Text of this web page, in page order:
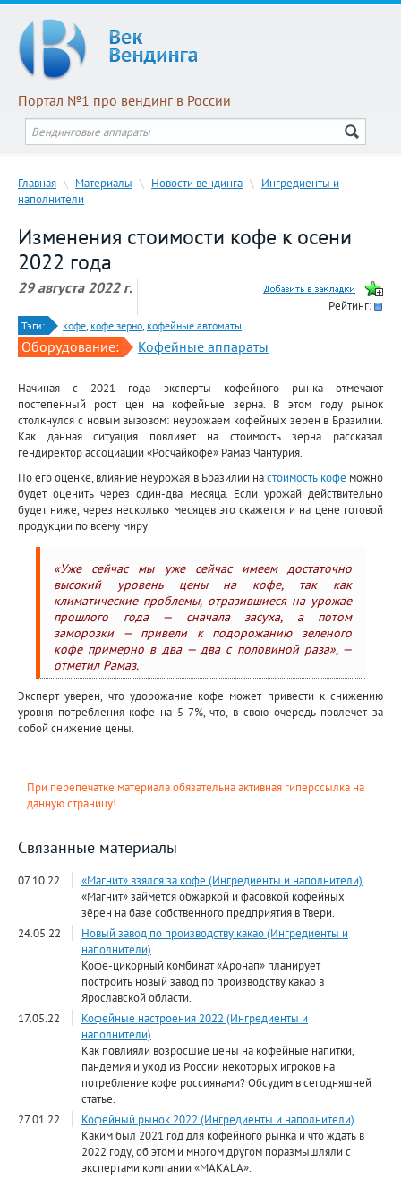
Портал №1 про вендинг в России
Главная \ Материалы \ Новости вендинга \ Ингредиенты и
наполнители
Изменения стоимости кофе к осени
2022 года
29 августа 2022 г.
Рейтинг:
Тэги: кофе, кофе зерно, кофейные автоматы
Оборудование: Кофейные аппараты
Начиная с 2021 года эксперты кофейного рынка отмечают
постепенный рост цен на кофейные зерна. В этом году рынок
столкнулся с новым вызовом: неурожаем кофейных зерен в Бразилии.
Как данная ситуация повлияет на стоимость зерна рассказал
гендиректор ассоциации «Росчайкофе» Рамаз Чантурия.
По его оценке, влияние неурожая в Бразилии настоимость кофе можно
будет оценить через один-два месяца. Если урожай действительно
будет ниже, через несколько месяцев это скажется и на цене готовой
продукции по всему миру.
«Уже сейчас мы уже сейчас имеем достаточно
высокий уровень цены на кофе, так как
климатические проблемы, отразившиеся на урожае
прошлого года — сначала засуха, а потом
заморозки — привели к подорожанию зеленого
кофе примерно в два — два с половиной раза», —
отметил Рамаз.
Эксперт уверен, что удорожание кофе может привести к снижению
уровня потребления кофе на 5-7%, что, в свою очередь повлечет за
собой снижение цены.
При перепечатке материала обязательна активная гиперссылка на
данную страницу!
Связанные материалы
07.10.22
«Магнит» взялся за кофе (Ингредиенты и наполнители)
«Магнит» займется обжаркой и фасовкой кофейных
зёрен на базе собственного предприятия в Твери.
24.05.22
Новый завод по производству какао (Ингредиенты и
наполнители)
Кофе-цикорный комбинат «Аронап» планирует
построить новый завод по производству какао в
Ярославской области.
17.05.22
Кофейные настроения 2022 (Ингредиенты и
наполнители)
Как повлияли возросшие цены на кофейные напитки,
пандемия и уход из России некоторых игроков на
потребление кофе россиянами? Обсудим в сегодняшней
статье.
27.01.22
Кофейный рынок 2022 (Ингредиенты и наполнители)
Каким был 2021 год для кофейного рынка и что ждать в
2022 году, об этом и многом другом поразмышляли с
экспертами компании «MAKALA».